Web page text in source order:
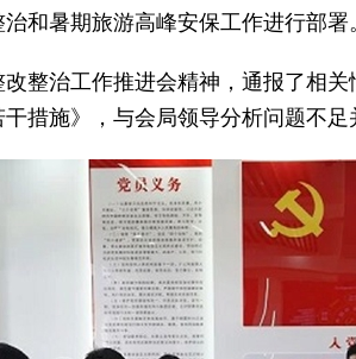
和暑期旅游高峰安保工作进行部署
整治工作推进会精神，通报了相
措施》，与会局领导分析问题不足